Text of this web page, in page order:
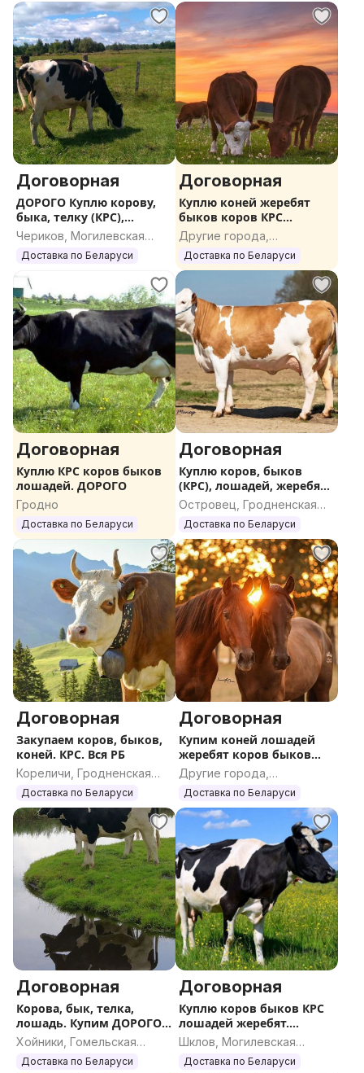
Договорная
ДОРОГО Куплю корову,
быка, телку (КРС),
лошадь, жеребенка
Чериков, Могилевская
область
Доставка по Беларуси
Договорная
Куплю коней жеребят
быков коров КРС
ДОРОГО
Другие города,
Гомельская область
Доставка по Беларуси
Договорная
Куплю КРС коров быков
лошадей. ДОРОГО
Гродно
Доставка по Беларуси
Договорная
Куплю коров, быков
(КРС), лошадей, жеребят.
ДОРОГО
Островец, Гродненская
область
Доставка по Беларуси
Договорная
Закупаем коров, быков,
коней. КРС. Вся РБ
Кореличи, Гродненская
область
Доставка по Беларуси
Договорная
Купим коней лошадей
жеребят коров быков
КРС ДОРОГО
Другие города,
Гомельская область
Доставка по Беларуси
Договорная
Корова, бык, телка,
лошадь. Купим ДОРОГО
КРС
Хойники, Гомельская
область
Доставка по Беларуси
Договорная
Куплю коров быков КРС
лошадей жеребят.
ДОРОГО
Шклов, Могилевская
область
Доставка по Беларуси